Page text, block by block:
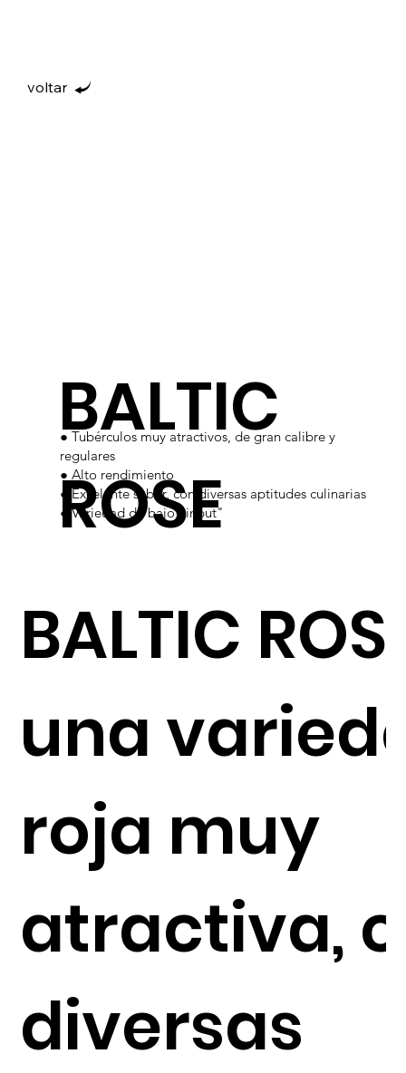
BALTIC
ROSE
● Tubérculos muy atractivos, de gran calibre y
regulares
● Alto rendimiento
● Excelente sabor, con diversas aptitudes culinarias
● Variedad de bajo "input"
voltar
BALTIC
una
roja muy
atractiva,
diversas